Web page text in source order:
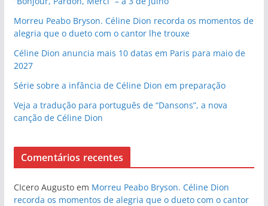
Morreu Peabo Bryson. Céline Dion recorda os momentos de
alegria que o dueto com o cantor lhe trouxe
Céline Dion anuncia mais 10 datas em Paris para maio de
2027
Série sobre a infância de Céline Dion em preparação
Veja a tradução para português de “Dansons”, a nova
canção de Céline Dion
Comentários recentes
CIcero Augustoem Morreu Peabo Bryson. Céline Dion
recorda os momentos de alegria que o dueto com o cantor